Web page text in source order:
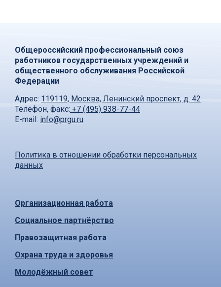
Общероссийский профессиональный союз
работников государственных учреждений и
общественного обслуживания Российской
Федерации
Адрес: 119119, Москва, Ленинский проспект, д. 42
Телефон, факс: +7 (495) 938-77-44
E-mail: info@prgu.ru
Политика в отношении обработки персональных
данных
Организационная работа
Социальное партнёрство
Правозащитная работа
Охрана труда и здоровья
Молодёжный совет